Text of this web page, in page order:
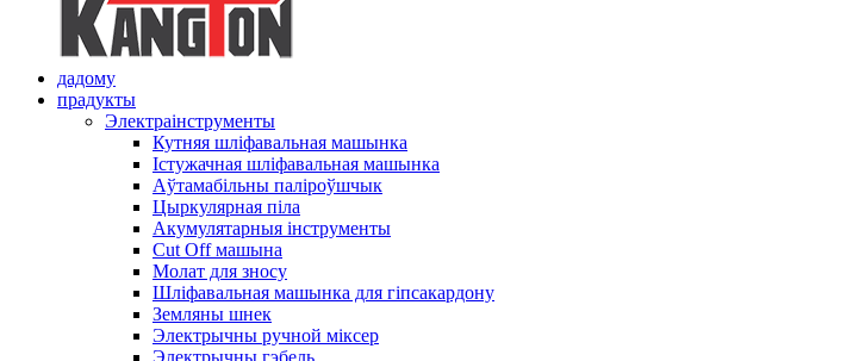
дадому
прадукты
Электраінструменты
Кутняя шліфавальная машынка
Істужачная шліфавальная машынка
Аўтамабільны паліроўшчык
Цыркулярная піла
Акумулятарныя інструменты
Cut Off машына
Молат для зносу
Шліфавальная машынка для гіпсакардону
Земляны шнек
Электрычны ручной міксер
Электрычны гэбель